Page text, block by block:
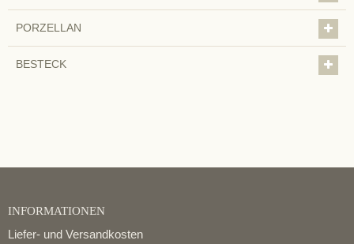
PORZELLAN
BESTECK
INFORMATIONEN
Liefer- und Versandkosten